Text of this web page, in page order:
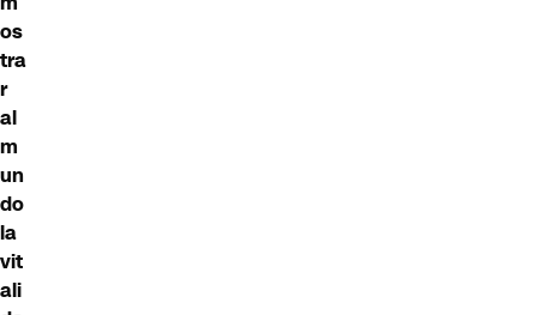
os
tra
r
al
m
un
do
la
vit
ali